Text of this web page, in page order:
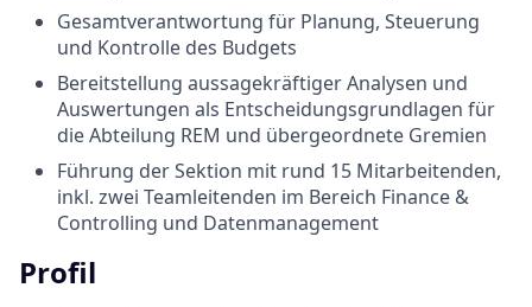
Gesamtverantwortung für Planung, Steuerung
und Kontrolle des Budgets
Bereitstellung aussagekräftiger Analysen und
Auswertungen als Entscheidungsgrundlagen für
die Abteilung REM und übergeordnete Gremien
Führung der Sektion mit rund 15 Mitarbeitenden,
inkl. zwei Teamleitenden im Bereich Finance &
Controlling und Datenmanagement
Profil